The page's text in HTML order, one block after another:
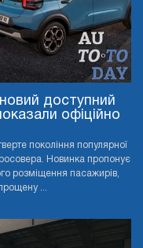
доступний
офіційно
покоління популярної
Новинка пропонує
розміщення пасажирів,
...